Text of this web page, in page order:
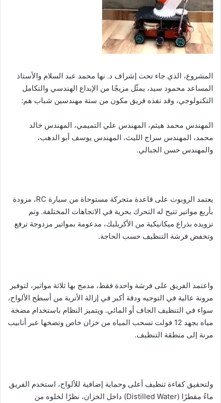
المشروع، الذي جاء تحت إشراف د. نها محمد عبد السلام والأستاذ
المساعد محمود سيد، يمثّل مزيجًا من الإبداع الهندسي والتكامل
التكنولوجي، وقد نفذه فريق مكون من ستة مهندسين شباب هم:
المهندس محمد هيثم، المهندس علي التميمي، المهندس خالد
محمد، المهندس سراج الليث، المهندس يوسف أبو الدهب،
والمهندس حسن الجبالي.
يعتمد الروبوت على قاعدة متحركة مستوحاة من سيارة RC، مزودة
بأربع مواتير تتيح له التحرك بحرية في الاتجاهات المختلفة. وتم
تزويده بذراع ميكانيكية من الأكريليك، مدعومة بمواتير مزدوجة ترفع
وتخفض فرشة التنظيف حسب الحاجة.
واعتمد الفريق على فرشة واحدة فقط، مدمج بها ثلاثة مواتير، لتوفير
مرونة عالية في التوجيه ودقة أكبر في إزالة الأتربة من أسطح الألواح،
سواء في التنظيف الجاف أو المائي. ويتميز النظام باستخدام مضخة
مياه بجهد 12 فولت تسحب المياه من خزان خاص وتضخها عبر أنابيب
مرنة إلى منطقة التنظيف.
ولتحقيق كفاءة تنظيف أعلى وحماية إضافية للألواح، استخدم الفريق
ماءً مقطرًا (Distilled Water) داخل الخزان، نظرًا لخلوه من